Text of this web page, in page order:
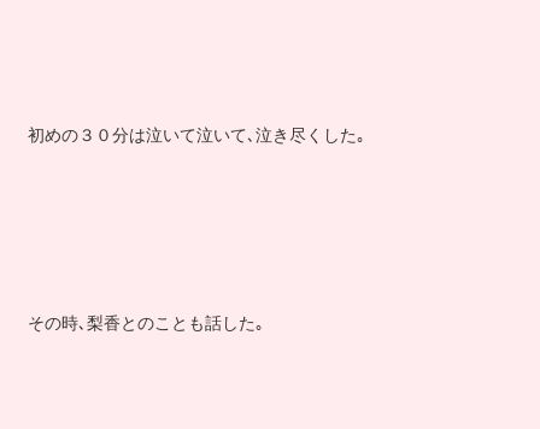
初めの３０分は泣いて泣いて､泣き尽くした｡
その時､梨香とのことも話した｡